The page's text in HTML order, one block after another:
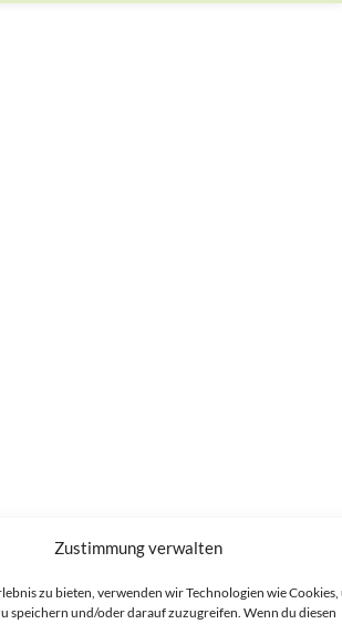
Zustimmung verwalten
zu bieten, verwenden wir Technologien wie Cookies,
speichern und/oder darauf zuzugreifen. Wenn du diesen